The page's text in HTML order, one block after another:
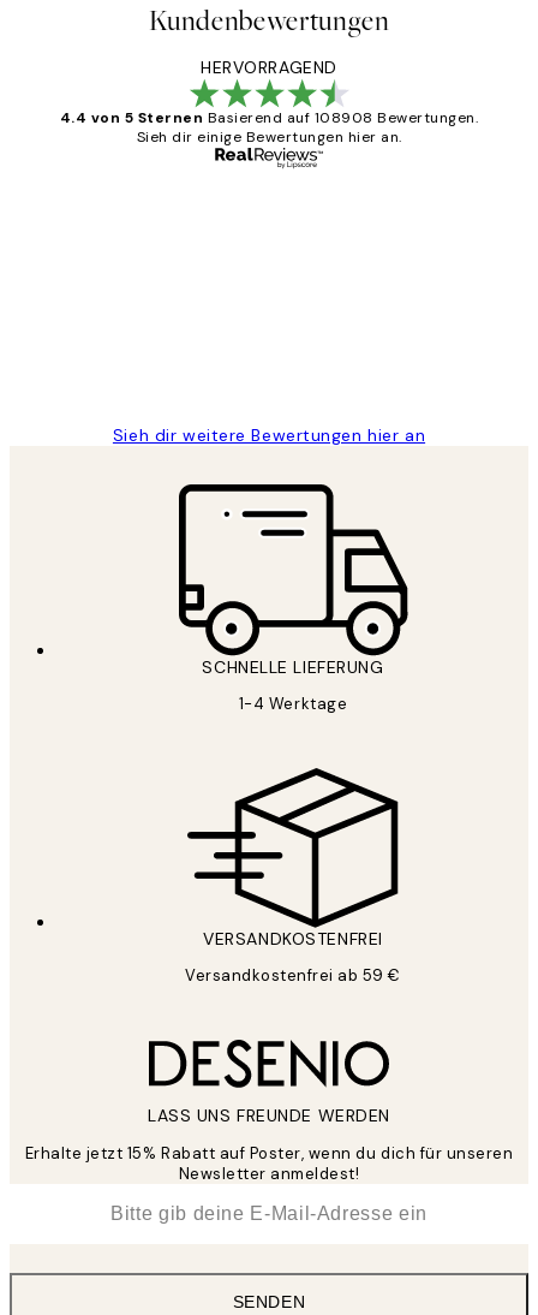
Kundenbewertungen
HERVORRAGEND
4.4 von 5 Sternen Basierend auf 108908 Bewertungen.
Sieh dir einige Bewertungen hier an.
Sieh dir weitere Bewertungen hier an
SCHNELLE LIEFERUNG
1-4 Werktage
VERSANDKOSTENFREI
Versandkostenfrei ab 59 €
LASS UNS FREUNDE WERDEN
Erhalte jetzt 15% Rabatt auf Poster, wenn du dich für unseren
Newsletter anmeldest!
SENDEN